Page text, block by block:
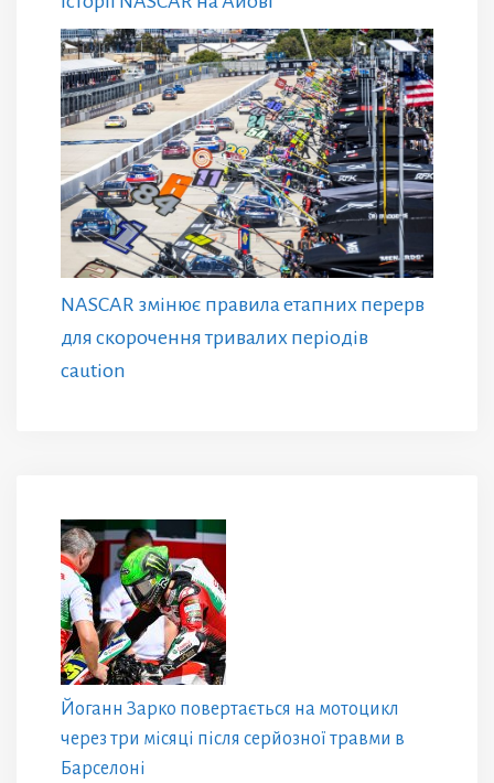
NASCAR змінює правила етапних перерв
для скорочення тривалих періодів
caution
Йоганн Зарко повертається на мотоцикл
через три місяці після серйозної травми в
Барселоні